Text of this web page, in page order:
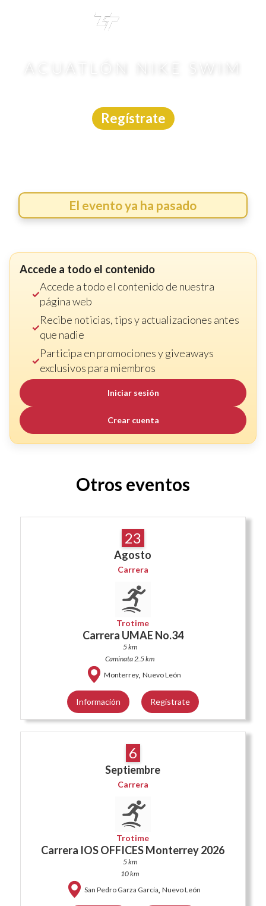
ACUATLÓN NIKE SWIM
Regístrate
El evento ya ha pasado
Accede a todo el contenido
Accede a todo el contenido de nuestra
página web
Recibe noticias, tips y actualizaciones antes
que nadie
Participa en promociones y giveaways
exclusivos para miembros
Iniciar sesión
Crear cuenta
Otros eventos
23
Agosto
Carrera
Trotime
Carrera UMAE No.34
5 km
Caminata 2.5 km
Monterrey, Nuevo León
Información Regístrate
6
Septiembre
Carrera
Trotime
Carrera IOS OFFICES Monterrey 2026
5 km
10 km
San Pedro Garza García, Nuevo León